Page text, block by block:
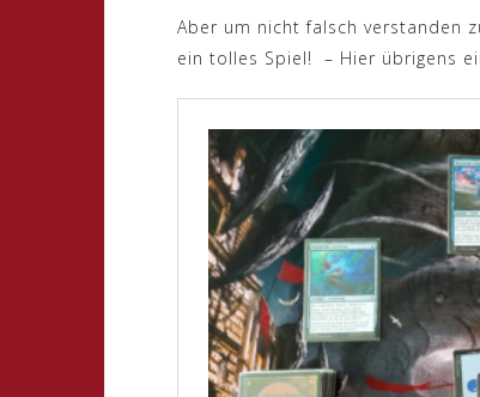
Aber um nicht falsch verstanden
ein tolles Spiel! – Hier übrigens